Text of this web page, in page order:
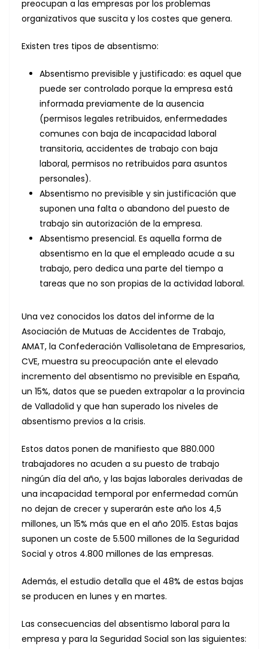
preocupan a las empresas por los problemas
organizativos que suscita y los costes que genera.
Existen tres tipos de absentismo:
Absentismo previsible y justificado: es aquel que
puede ser controlado porque la empresa está
informada previamente de la ausencia
(permisos legales retribuidos, enfermedades
comunes con baja de incapacidad laboral
transitoria, accidentes de trabajo con baja
laboral, permisos no retribuidos para asuntos
personales).
Absentismo no previsible y sin justificación que
suponen una falta o abandono del puesto de
trabajo sin autorización de la empresa.
Absentismo presencial. Es aquella forma de
absentismo en la que el empleado acude a su
trabajo, pero dedica una parte del tiempo a
tareas que no son propias de la actividad laboral.
Una vez conocidos los datos del informe de la
Asociación de Mutuas de Accidentes de Trabajo,
AMAT, la Confederación Vallisoletana de Empresarios,
CVE, muestra su preocupación ante el elevado
incremento del absentismo no previsible en España,
un 15%, datos que se pueden extrapolar a la provincia
de Valladolid y que han superado los niveles de
absentismo previos a la crisis.
Estos datos ponen de manifiesto que 880.000
trabajadores no acuden a su puesto de trabajo
ningún día del año, y las bajas laborales derivadas de
una incapacidad temporal por enfermedad común
no dejan de crecer y superarán este año los 4,5
millones, un 15% más que en el año 2015. Estas bajas
suponen un coste de 5.500 millones de la Seguridad
Social y otros 4.800 millones de las empresas.
Además, el estudio detalla que el 48% de estas bajas
se producen en lunes y en martes.
Las consecuencias del absentismo laboral para la
empresa y para la Seguridad Social son las siguientes: